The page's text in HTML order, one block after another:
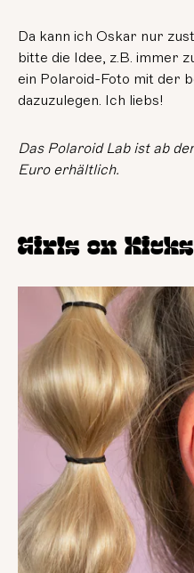
Da kann ich Oskar nur
bitte die Idee, z.B. immer
ein Polaroid-Foto mit der
dazuzulegen. Ich liebs!
Das Polaroid Lab ist ab
Euro erhältlich.
Girls on Kicks